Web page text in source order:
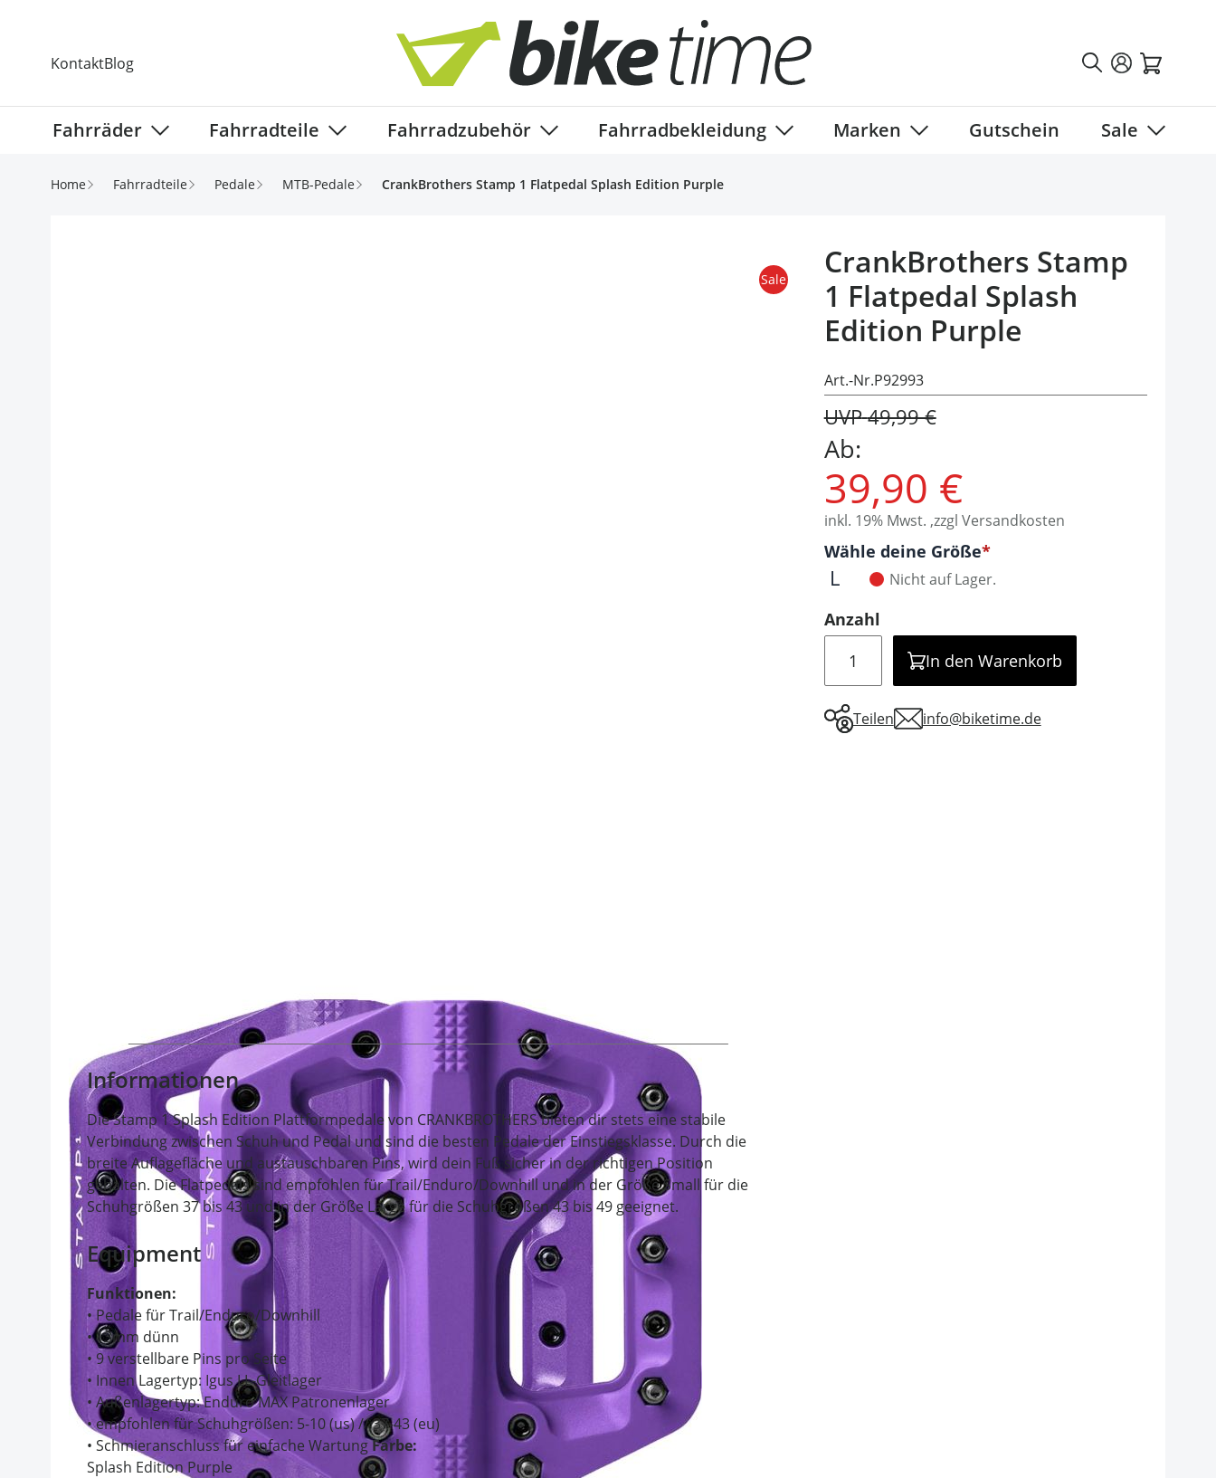
KontaktBlog
Fahrräder Fahrradteile Fahrradzubehör
Show submenu for Fahrradzubehör category
Fahrradbekleidung Marken Gutschein Sale
Home Fahrradteile Pedale MTB-Pedale CrankBrothers Stamp 1 Flatpedal Splash Edition Purple
CrankBrothers Stamp
1 Flatpedal Splash
Edition Purple
Art.-Nr.P92993
UVP 49,99 €
Ab:
39,90 €
inkl. 19% Mwst. ,zzgl Versandkosten
Optionen
Wähle deine Größe
It is required to select one of the available
L Nicht auf Lager.
Anzahl
In den Warenkorb
Teilen info@biketime.de
Sale
Informationen
Die Stamp 1 Splash Edition Plattformpedale von CRANKBROTHERS bieten dir stets eine stabile
Verbindung zwischen Schuh und Pedal und sind die besten Pedale der Einstiegsklasse. Durch die
breite Auflagefläche und austauschbaren Pins, wird dein Fuß sicher in der richtigen Position
gehalten. Die Flatpedals sind empfohlen für Trail/Enduro/Downhill und in der Größe Small für die
Schuhgrößen 37 bis 43 und in der Größe Large für die Schuhgrößen 43 bis 49 geeignet.
Equipment
Funktionen:
• Pedale für Trail/Enduro/Downhill
• 13mm dünn
• 9 verstellbare Pins pro Seite
• Innen Lagertyp: Igus LL-Gleitlager
• Außenlagertyp: Enduro MAX Patronenlager
• empfohlen für Schuhgrößen: 5-10 (us) // 37-43 (eu)
• Schmieranschluss für einfache WartungFarbe:
Splash Edition Purple